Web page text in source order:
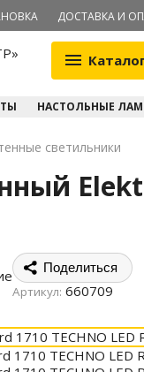
ДОСТАВКА И
НАСТОЛЬНЫЕ
светильники
Поделиться
Артикул: 660709